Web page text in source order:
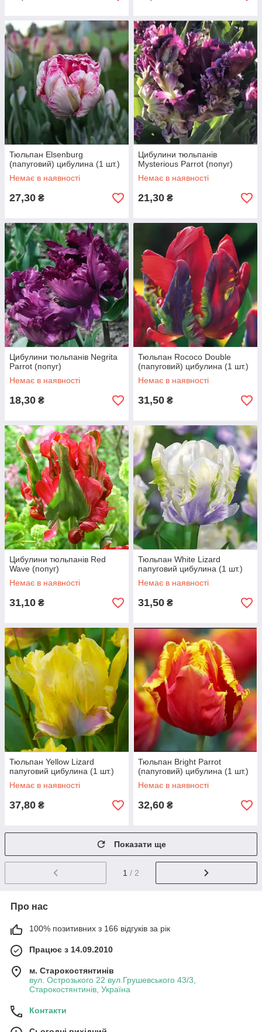
Тюльпан Elsenburg
(папуговий) цибулина (1 шт.)
Немає в наявності
27,30 ₴
Цибулини тюльпанів
Mysterious Parrot (попуг)
Немає в наявності
21,30 ₴
Цибулини тюльпанів Negrita
Parrot (попуг)
Немає в наявності
18,30 ₴
Тюльпан Rococo Double
(папуговий) цибулина (1 шт.)
Немає в наявності
31,50 ₴
Цибулини тюльпанів Red
Wave (попуг)
Немає в наявності
31,10 ₴
Тюльпан White Lizard
папуговий цибулина (1 шт.)
Немає в наявності
31,50 ₴
Тюльпан Yellow Lizard
папуговий цибулина (1 шт.)
Немає в наявності
37,80 ₴
Тюльпан Bright Parrot
(папуговий) цибулина (1 шт.)
Немає в наявності
32,60 ₴
Показати ще
1 / 2
Про нас
100% позитивних з 166 відгуків за рік
Працює з 14.09.2010
м. Старокостянтинів
вул. Острозького 22 вул.Грушевського 43/3,
Старокостянтинів, Україна
Контакти